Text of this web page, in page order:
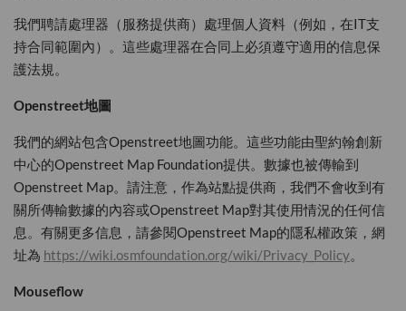
我們聘請處理器（服務提供商）處理個人資料（例如，在IT支
持合同範圍內）。這些處理器在合同上必須遵守適用的信息保
護法規。
Openstreet地圖
我們的網站包含Openstreet地圖功能。這些功能由聖約翰創新
中心的Openstreet Map Foundation提供。數據也被傳輸到
Openstreet Map。請注意，作為站點提供商，我們不會收到有
關所傳輸數據的內容或Openstreet Map對其使用情況的任何信
息。有關更多信息，請參閱Openstreet Map的隱私權政策，網
址為 https://wiki.osmfoundation.org/wiki/Privacy_Policy。
Mouseflow